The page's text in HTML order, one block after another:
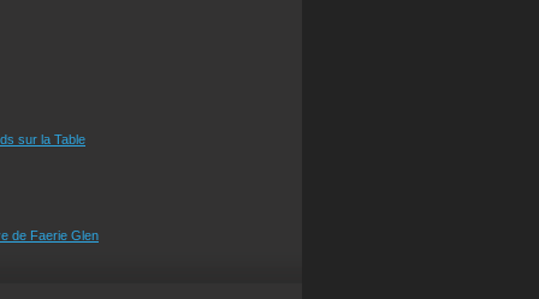
sur la Table
de Faerie Glen